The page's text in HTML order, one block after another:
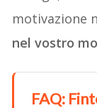
motivazione
nel vostro
FAQ: